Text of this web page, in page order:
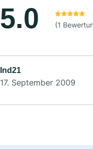
5.0 (1
Ind21
17. September 2009